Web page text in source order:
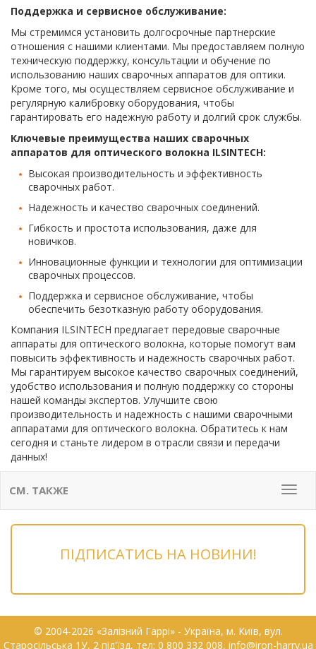
Поддержка и сервисное обслуживание:
Мы стремимся установить долгосрочные партнерские
отношения с нашими клиентами. Мы предоставляем полную
техническую поддержку, консультации и обучение по
использованию наших сварочных аппаратов для оптики.
Кроме того, мы осуществляем сервисное обслуживание и
регулярную калибровку оборудования, чтобы
гарантировать его надежную работу и долгий срок службы.
Ключевые преимущества наших сварочных
аппаратов для оптического волокна ILSINTECH:
Высокая производительность и эффективность
сварочных работ.
Надежность и качество сварочных соединений.
Гибкость и простота использования, даже для
новичков.
Инновационные функции и технологии для оптимизации
сварочных процессов.
Поддержка и сервисное обслуживание, чтобы
обеспечить безотказную работу оборудования.
Компания ILSINTECH предлагает передовые сварочные
аппараты для оптического волокна, которые помогут вам
повысить эффективность и надежность сварочных работ.
Мы гарантируем высокое качество сварочных соединений,
удобство использования и полную поддержку со стороны
нашей команды экспертов. Улучшите свою
производительность и надежность с нашими сварочными
аппаратами для оптического волокна. Обратитесь к нам
сегодня и станьте лидером в отрасли связи и передачи
данных!
Меню
СМ. ТАКЖЕ
ПІДПИСАТИСЬ НА НОВИНИ!
© 2004-2026 «Залізний Гаррі» - Українa, м. Київ, вул.
Старосільська 1У, 2 під'їзд, тел: 0 800 332 008, info@iron-harry.ua